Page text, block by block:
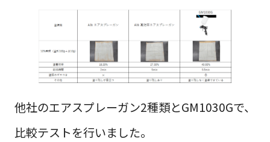
他社のエアスプレーガン2種類とGM1030Gで、
比較テストを行いました。